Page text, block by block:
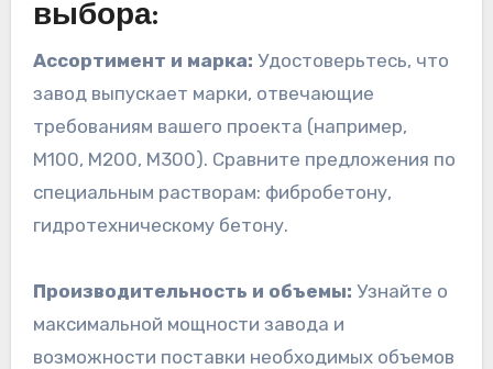
выбора:
Ассортимент и марка: Удостоверьтесь, что
завод выпускает марки, отвечающие
требованиям вашего проекта (например,
М100, М200, М300). Сравните предложения по
специальным растворам: фибробетону,
гидротехническому бетону.
Производительность и объемы: Узнайте о
максимальной мощности завода и
возможности поставки необходимых объемов